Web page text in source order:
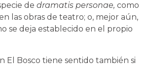
de dramatis personae, como
las obras de teatro; o, mejor aún,
se deja establecido en el propio
El Bosco tiene sentido también si